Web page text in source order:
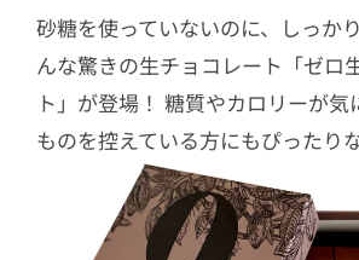
砂糖を使っていないのに、しっ
んな驚きの生チョコレート「ゼロ
ト」が登場！ 糖質やカロリーが
ものを控えている方にもぴったり